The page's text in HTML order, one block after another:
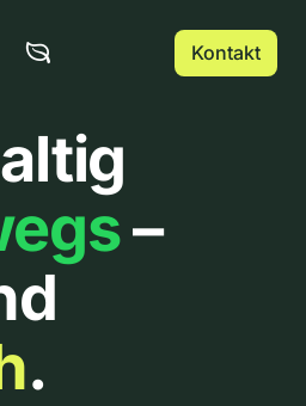
Kontakt
–
.